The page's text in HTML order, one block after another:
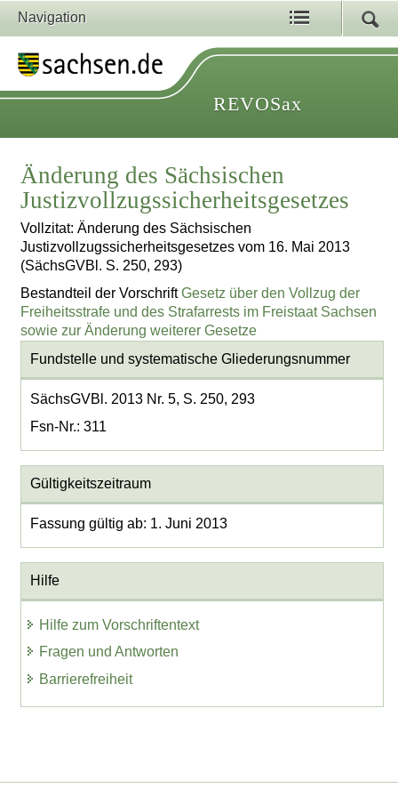
Navigation
REVOSax
Änderung des Sächsischen
Justizvollzugssicherheitsgesetzes
Vollzitat: Änderung des Sächsischen
Justizvollzugssicherheitsgesetzes vom 16. Mai 2013
(SächsGVBl. S. 250, 293)
Bestandteil der VorschriftGesetz über den Vollzug der
Freiheitsstrafe und des Strafarrests im Freistaat Sachsen
sowie zur Änderung weiterer Gesetze
Fundstelle und systematische Gliederungsnummer
SächsGVBl. 2013 Nr. 5, S. 250, 293
Fsn-Nr.: 311
Gültigkeitszeitraum
Fassung gültig ab: 1. Juni 2013
Hilfe
Hilfe zum Vorschriftentext
Fragen und Antworten
Barrierefreiheit